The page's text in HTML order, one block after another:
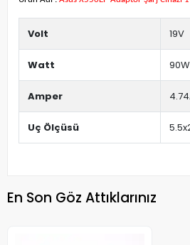
Volt 19V
Watt 90W
Amper
Uç Ölçüsü
En Son Göz Attıklarınız